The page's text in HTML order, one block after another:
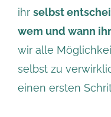
ihr selbst
wem und wann
wir alle
selbst zu
einen ersten